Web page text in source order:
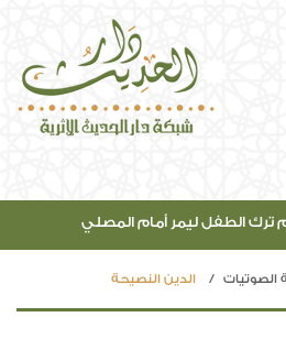
الطفل ليمر أمام المصلي
الصوتيات الدين النصيحة